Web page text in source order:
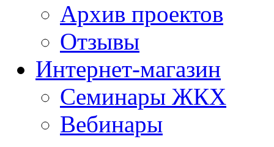
Архив проектов
Отзывы
Интернет-магазин
Семинары ЖКХ
Вебинары